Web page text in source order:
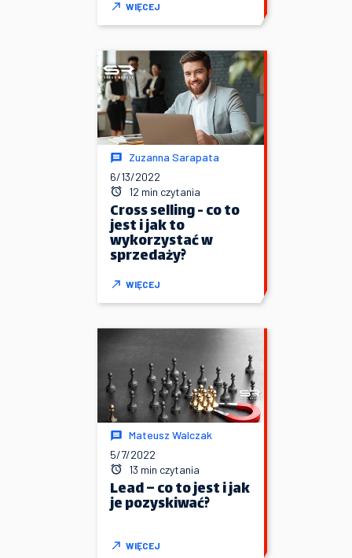
WIĘCEJ
Zuzanna Sarapata
6/13/2022
12 min czytania
Cross selling - co to
jest i jak to
wykorzystać w
sprzedaży?
WIĘCEJ
Mateusz Walczak
5/7/2022
13 min czytania
Lead – co to jest i jak
je pozyskiwać?
WIĘCEJ